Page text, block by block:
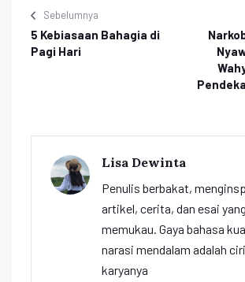
Sebelumnya
5 Kebiasaan Bahagia di
Pagi Hari
Lisa Dewinta
Penulis berbakat,
artikel, cerita, dan esai yang
memukau. Gaya bahasa
narasi mendalam adalah
karyanya